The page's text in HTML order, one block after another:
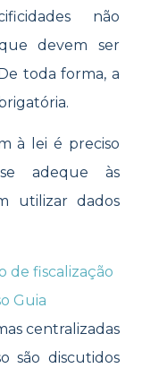
não
devem ser
toda forma, a
à lei é preciso
adeque às
utilizar dados
de fiscalização
Guia
centralizadas
são discutidos